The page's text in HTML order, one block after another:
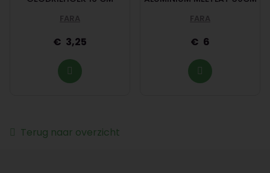
FARA
3,25
FARA
6
Terug naar overzicht